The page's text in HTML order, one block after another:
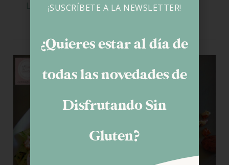
LEER MÁS¡SUSCRÍBETE A LA NEWSLETTER!
¿Quieres estar al día de
todas las novedades de
Disfrutando Sin
Gluten?